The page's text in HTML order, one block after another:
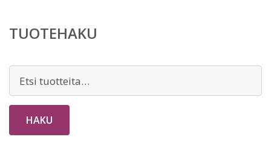
TUOTEHAKU
HAKU